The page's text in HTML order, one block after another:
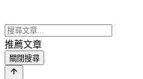
推薦文章
關閉搜尋